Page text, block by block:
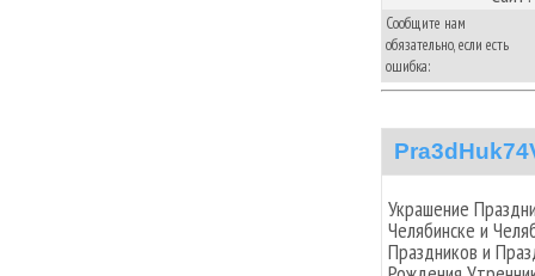
Сообщите нам
обязательно, если есть
ошибка:
Украшение
Челябинске и
Праздников и